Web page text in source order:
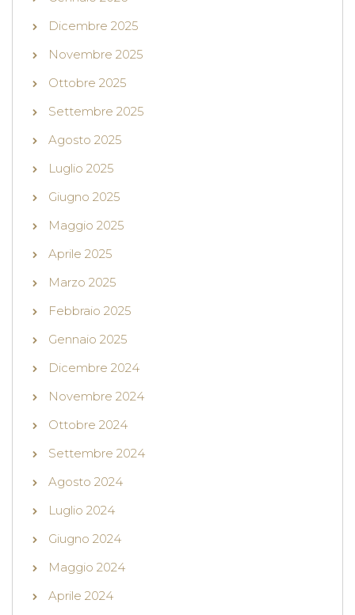
Dicembre 2025
Novembre 2025
Ottobre 2025
Settembre 2025
Agosto 2025
Luglio 2025
Giugno 2025
Maggio 2025
Aprile 2025
Marzo 2025
Febbraio 2025
Gennaio 2025
Dicembre 2024
Novembre 2024
Ottobre 2024
Settembre 2024
Agosto 2024
Luglio 2024
Giugno 2024
Maggio 2024
Aprile 2024